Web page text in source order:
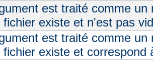
est traité comme un
fichier existe et n'est pas
est traité comme un
fichier existe et correspond